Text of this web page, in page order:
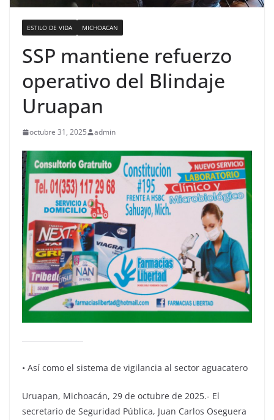
ESTILO DE VIDA MICHOACAN
SSP mantiene refuerzo
operativo del Blindaje
Uruapan
octubre 31, 2025 admin
•⁠ ⁠Así como el sistema de vigilancia al sector aguacatero
Uruapan, Michoacán, 29 de octubre de 2025.- El
secretario de Seguridad Pública, Juan Carlos Oseguera